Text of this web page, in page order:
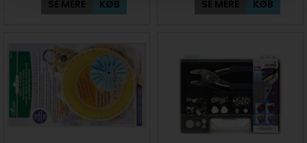
SE MERE KØB SE MERE KØB